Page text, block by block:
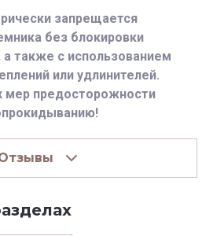
запрещается
без блокировки
также с использованием
или удлинителей.
мер предосторожности